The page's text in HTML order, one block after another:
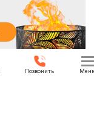
Позвонить